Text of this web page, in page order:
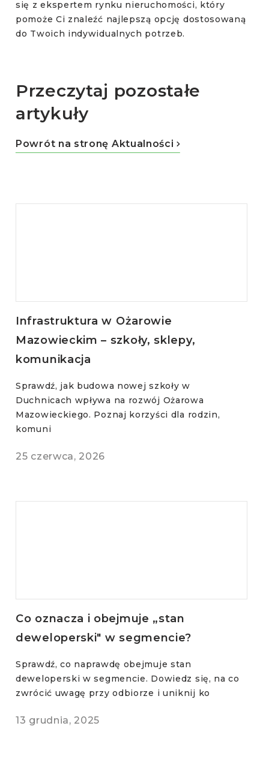
się z ekspertem rynku nieruchomości, który
pomoże Ci znaleźć najlepszą opcję dostosowaną
do Twoich indywidualnych potrzeb.
Przeczytaj pozostałe
artykuły
Powrót na stronę Aktualności
Infrastruktura w Ożarowie
Mazowieckim – szkoły, sklepy,
komunikacja
Sprawdź, jak budowa nowej szkoły w
Duchnicach wpływa na rozwój Ożarowa
Mazowieckiego. Poznaj korzyści dla rodzin,
komuni
25 czerwca, 2026
Co oznacza i obejmuje „stan
deweloperski" w segmencie?
Sprawdź, co naprawdę obejmuje stan
deweloperski w segmencie. Dowiedz się, na co
zwrócić uwagę przy odbiorze i uniknij ko
13 grudnia, 2025